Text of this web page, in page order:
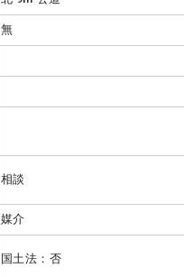
無
相談
媒介
国土法：否